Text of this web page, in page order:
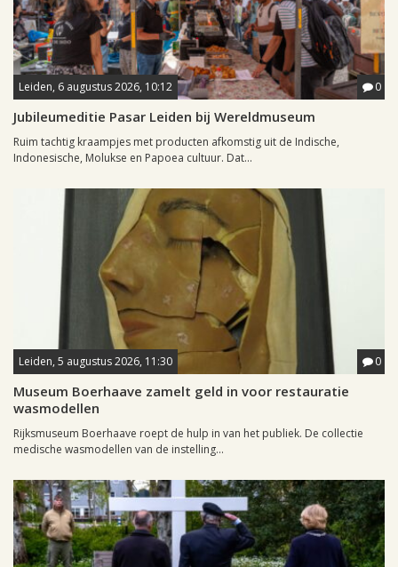
Leiden, 6 augustus 2026, 10:12 0
Jubileumeditie Pasar Leiden bij Wereldmuseum
Ruim tachtig kraampjes met producten afkomstig uit de Indische,
Indonesische, Molukse en Papoea cultuur. Dat...
Leiden, 5 augustus 2026, 11:30 0
Museum Boerhaave zamelt geld in voor restauratie
wasmodellen
Rijksmuseum Boerhaave roept de hulp in van het publiek. De collectie
medische wasmodellen van de instelling...